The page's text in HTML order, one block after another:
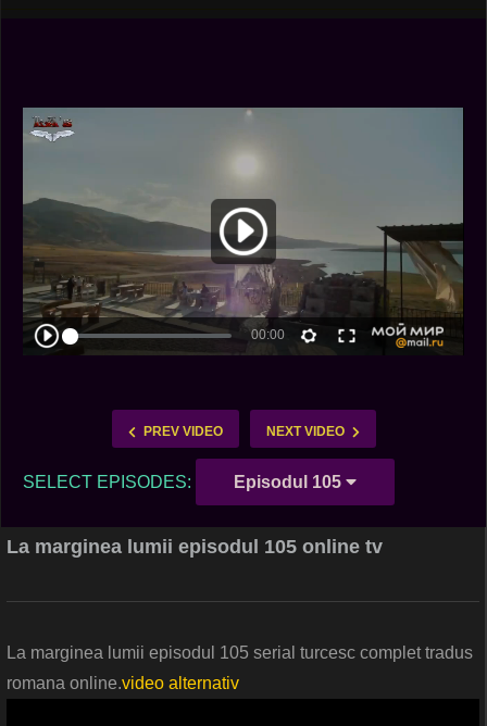
PREV VIDEO NEXT VIDEO
SELECT EPISODES: Episodul 105
La marginea lumii episodul 105 online tv
La marginea lumii episodul 105 serial turcesc complet tradus
romana online.video alternativ